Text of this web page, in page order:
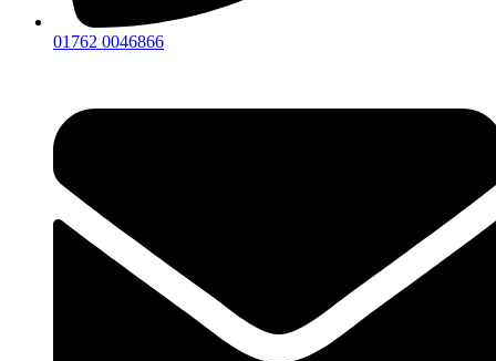
01762 0046866